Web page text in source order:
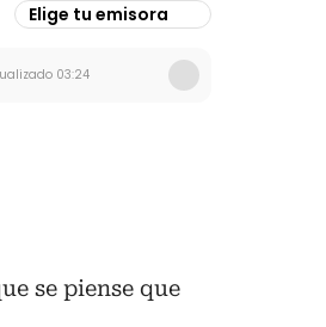
Elige tu emisora
03:24
se piense que